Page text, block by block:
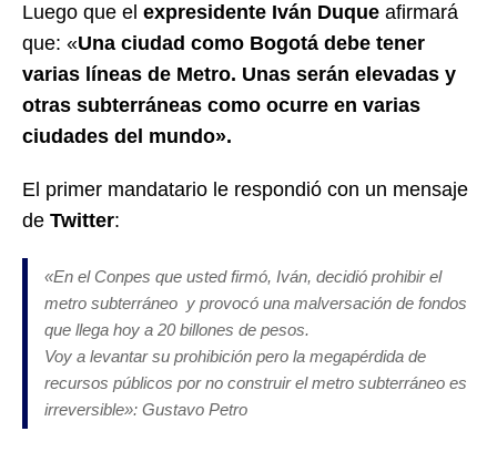
Luego que el expresidente Iván Duque afirmará
que: «Una ciudad como Bogotá debe tener
varias líneas de Metro. Unas serán elevadas y
otras subterráneas como ocurre en varias
ciudades del mundo».
El primer mandatario le respondió con un mensaje
de Twitter:
«En el Conpes que usted firmó, Iván, decidió prohibir el
metro subterráneo y provocó una malversación de fondos
que llega hoy a 20 billones de pesos.
Voy a levantar su prohibición pero la megapérdida de
recursos públicos por no construir el metro subterráneo es
irreversible»: Gustavo Petro